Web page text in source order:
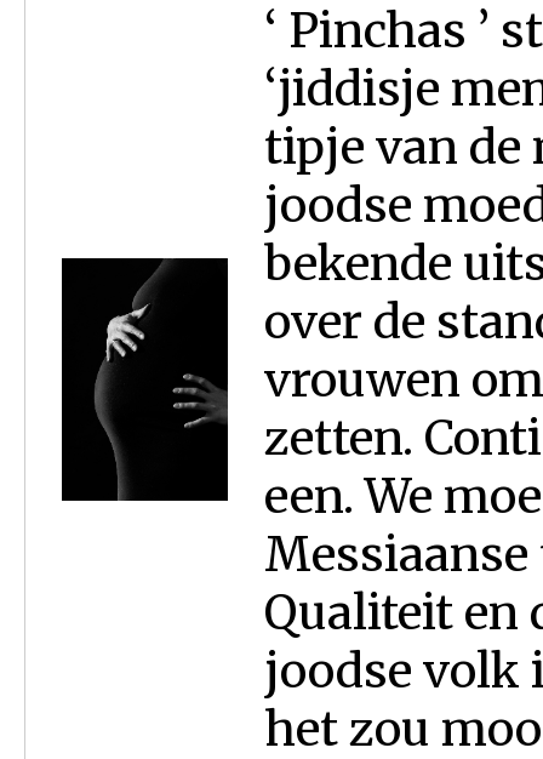
‘ Pinchas ’
‘jiddisje
tipje van de
joodse
bekende
over de
vrouwen
zetten.
een. We
Qualiteit en
joodse volk
het zou